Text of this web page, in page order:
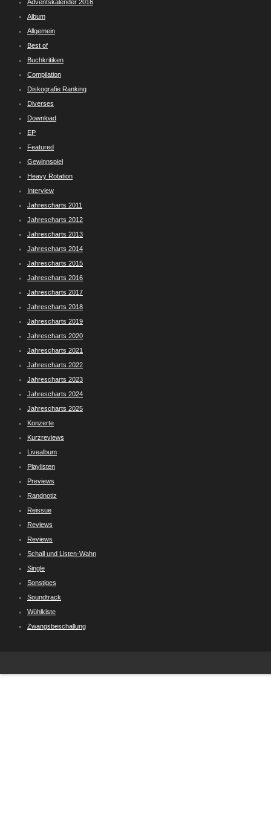
Adventskalender 2016
Album
Allgemein
Best of
Buchkritiken
Compilation
Diskografie Ranking
Diverses
Download
EP
Featured
Gewinnspiel
Heavy Rotation
Interview
Jahrescharts 2011
Jahrescharts 2012
Jahrescharts 2013
Jahrescharts 2014
Jahrescharts 2015
Jahrescharts 2016
Jahrescharts 2017
Jahrescharts 2018
Jahrescharts 2019
Jahrescharts 2020
Jahrescharts 2021
Jahrescharts 2022
Jahrescharts 2023
Jahrescharts 2024
Jahrescharts 2025
Konzerte
Kurzreviews
Livealbum
Playlisten
Previews
Randnotiz
Reissue
Reviews
Reviews
Schall und Listen-Wahn
Single
Sonstiges
Soundtrack
Wühlkiste
Zwangsbeschallung